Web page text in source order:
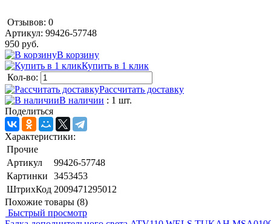
Отзывов: 0
Артикул: 99426-57748
950 руб.
В корзину
Купить в 1 клик
Кол-во:
Рассчитать доставку
В наличии : 1 шт.
Поделиться
Характеристики:
Прочие
Артикул
99426-57748
Картинки
3453453
ШтрихКод 2009471295012
Похожие товары (8)
Быстрый просмотр